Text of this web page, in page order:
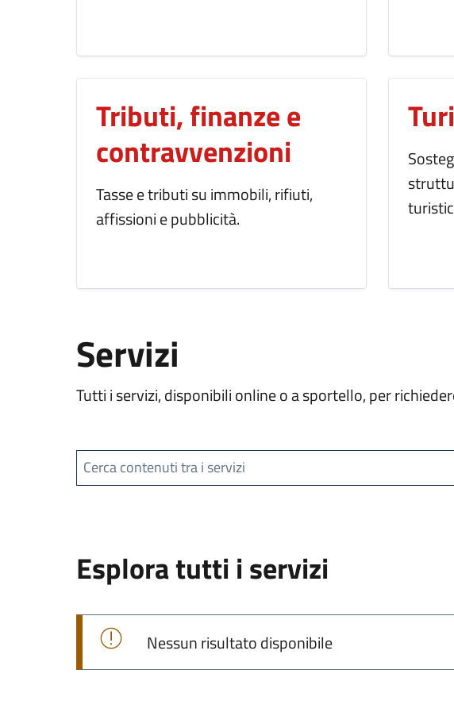
Tributi, finanze e
contravvenzioni
Tasse e tributi su immobili, rifiuti,
affissioni e pubblicità.
Servizi
Tutti i servizi, disponibili online o a sportello, per
Cerca contenuti tra i servizi
Esplora tutti i servizi
Nessun risultato disponibile